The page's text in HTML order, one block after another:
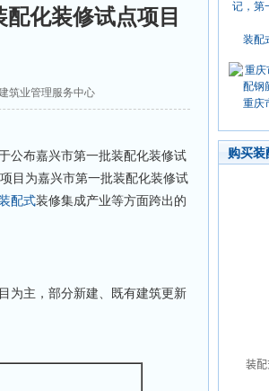
化装修试点项目
筑业管理服务中心
布嘉兴市第一批装配化装修试
目为嘉兴市第一批装配化装修试
配式装修集成产业等方面跨出的
主，部分新建、既有建筑更新
装配
重庆
购买装